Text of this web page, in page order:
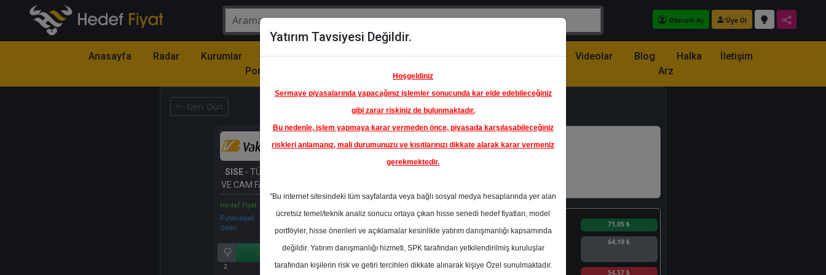
Oturum Aç Üye Ol
Anasayfa Radar Kurumlar
Model
Portföy
Hisse
Öne
Çıkanlar
Raporlar Partnerlerimiz Videolar Blog
Halka
Arz
İletişim
Geri Dön
SISE- TÜRKİYE ŞİŞE
VE CAM FABRİKALARI
A.Ş.
Hedef Fiyat
Potansiyel
Getiri
%0.00
2 3
En Yüksek Tahmin 71,05 ₺
Ortalama Fiyat
Tahmini
64,19 ₺
54,57 ₺
Yatırım Tavsiyesi Değildir.
Hoşgeldiniz
Sermaye piyasalarında yapacağınız işlemler sonucunda kar elde edebileceğiniz
gibi zarar riskiniz de bulunmaktadır.
Bu nedenle, işlem yapmaya karar vermeden önce, piyasada karşılaşabileceğiniz
riskleri anlamanız, mali durumunuzu ve kısıtlarınızı dikkate alarak karar vermeniz
gerekmektedir.
"Bu internet sitesindeki tüm sayfalarda veya bağlı sosyal medya hesaplarında yer alan
ücretsiz temel/teknik analiz sonucu ortaya çıkan hisse senedi hedef fiyatları, model
portföyler, hisse önerileri ve açıklamalar kesinlikle yatırım danışmanlığı kapsamında
değildir. Yatırım danışmanlığı hizmeti, SPK tarafından yetkilendirilmiş kuruluşlar
tarafından kişilerin risk ve getiri tercihleri dikkate alınarak kişiye Özel sunulmaktadır.